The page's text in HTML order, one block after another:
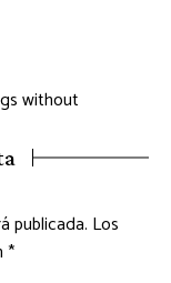
without
publicada. Los
*